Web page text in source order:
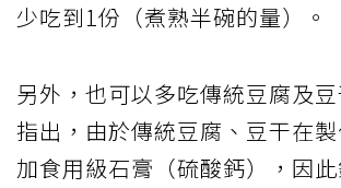
少吃到1份（煮熟半碗的量）。
另外，也可以多吃傳統豆腐及
指出，由於傳統豆腐、豆干在
加食用級石膏（硫酸鈣），因